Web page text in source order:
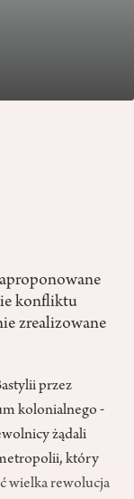
konfliktu
zrealizowane
przez
kolonialnego ‒
żądali
który
wielka rewolucja